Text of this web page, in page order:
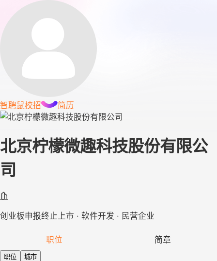
智聘鼠校招 简历
北京柠檬微趣科技股份有限公
司
创业板申报终止上市 · 软件开发 · 民营企业
职位 简章
职位 城市